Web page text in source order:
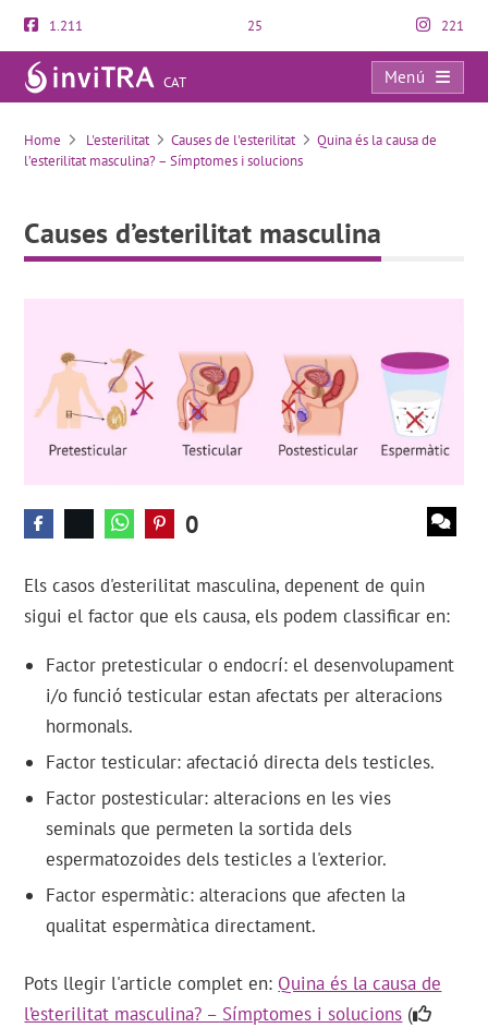
1.211 25 221
CAT
Menú
Causes d’esterilitat masculina
Home L'esterilitat Causes de l'esterilitat
Quina és la causa de
l’esterilitat masculina? – Símptomes i solucions
Causes d’esterilitat masculina
0
Els casos d'esterilitat masculina, depenent de quin
sigui el factor que els causa, els podem classificar en:
Factor pretesticular o endocrí: el desenvolupament
i/o funció testicular estan afectats per alteracions
hormonals.
Factor testicular: afectació directa dels testicles.
Factor postesticular: alteracions en les vies
seminals que permeten la sortida dels
espermatozoides dels testicles a l'exterior.
Factor espermàtic: alteracions que afecten la
qualitat espermàtica directament.
Pots llegir l'article complet en: Quina és la causa de
l’esterilitat masculina? – Símptomes i solucions (